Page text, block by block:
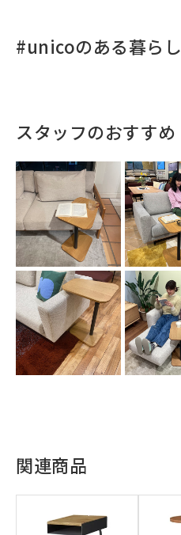
#unicoのある暮らし
スタッフのおすすめ
関連商品